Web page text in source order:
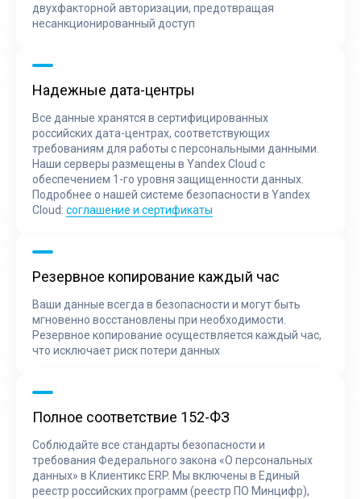
двухфакторной авторизации, предотвращая
несанкционированный доступ
Надежные дата-центры
Все данные хранятся в сертифицированных
российских дата-центрах, соответствующих
требованиям для работы с персональными данными.
Наши серверы размещены в Yandex Cloud с
обеспечением 1-го уровня защищенности данных.
Подробнее о нашей системе безопасности в Yandex
Cloud: соглашение и сертификаты
Резервное копирование каждый час
Ваши данные всегда в безопасности и могут быть
мгновенно восстановлены при необходимости.
Резервное копирование осуществляется каждый час,
что исключает риск потери данных
Полное соответствие 152-ФЗ
Соблюдайте все стандарты безопасности и
требования Федерального закона «О персональных
данных» в Клиентикс ERP. Мы включены в Единый
реестр российских программ (реестр ПО Минцифр),